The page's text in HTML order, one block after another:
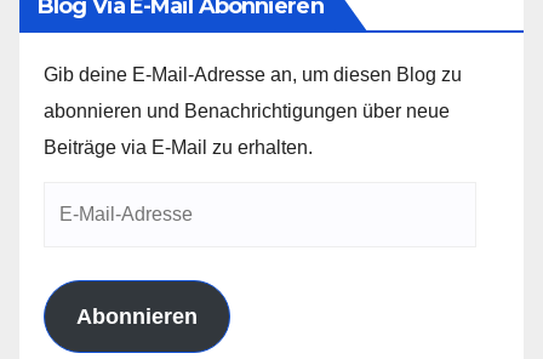
Blog Via E-Mail Abonnieren
Gib deine E-Mail-Adresse an, um diesen Blog zu
abonnieren und Benachrichtigungen über neue
Beiträge via E-Mail zu erhalten.
Abonnieren